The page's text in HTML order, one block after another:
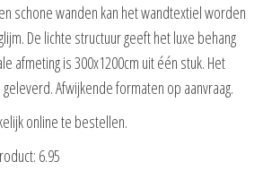
schone wanden kan het wandtextiel worden
De lichte structuur geeft het luxe behang
afmeting is 300x1200cm uit één stuk. Het
Afwijkende formaten op aanvraag.
online te bestellen.
6.95